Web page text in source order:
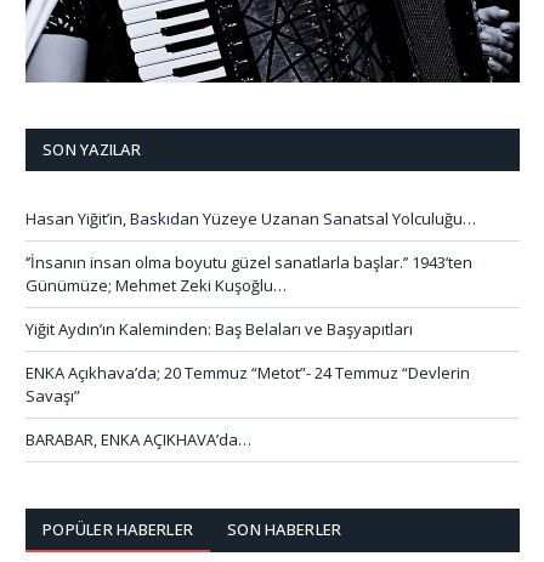
SON YAZILAR
Hasan Yiğit’in, Baskıdan Yüzeye Uzanan Sanatsal Yolculuğu…
‘’İnsanın insan olma boyutu güzel sanatlarla başlar.’’ 1943’ten
Günümüze; Mehmet Zeki Kuşoğlu…
Yiğit Aydın’ın Kaleminden: Baş Belaları ve Başyapıtları
ENKA Açıkhava’da; 20 Temmuz “Metot”- 24 Temmuz “Devlerin
Savaşı”
BARABAR, ENKA AÇIKHAVA’da…
POPÜLER HABERLER SON HABERLER